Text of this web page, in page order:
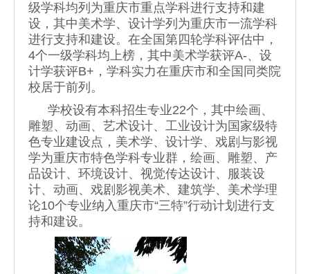
级学科均列为重庆市重点学科进行支持和建
设，其中美术学、设计学列为重庆市一流学科
进行支持和建设。在全国第四轮学科评估中，
4个一级学科均上榜，其中美术学获评A-、设
计学获评B+，学科实力在重庆市和全国同类院
校居于前列。
学校设有本科招生专业22个，其中绘画、
雕塑、动画、艺术设计、工业设计为国家级特
色专业建设点，美术学、设计学、戏剧与影视
学为重庆市特色学科专业群，绘画、雕塑、产
品设计、环境设计、视觉传达设计、服装设
计、动画、戏剧影视美术、建筑学、美术学理
论10个专业纳入重庆市“三特”行动计划进行支
持和建设。